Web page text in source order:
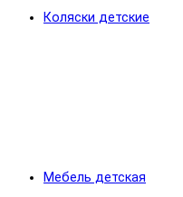
Коляски детские
Мебель детская